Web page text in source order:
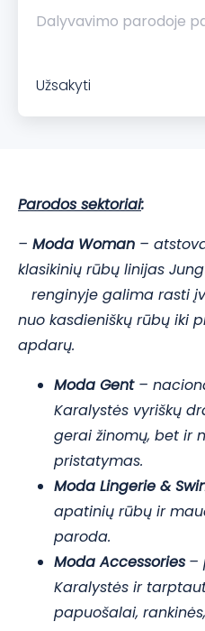
Dalyvavimo parodoje
Užsakyti
Parodos sektoriai:
– Moda Woman –
klasikinių rūbų linijas
renginyje galima rasti
nuo kasdieniškų rūbų iki
apdarų.
Moda Gent –
Karalystės vyriškų
gerai žinomų, bet ir
pristatymas.
Moda Lingerie &
apatinių rūbų ir
paroda.
ModaAccessories –
Karalystės ir
papuošalai,